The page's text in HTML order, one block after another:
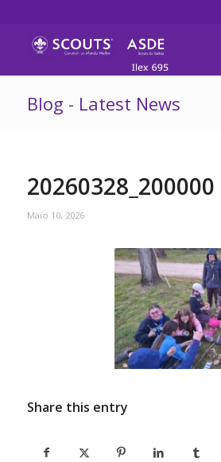
Blog - Latest News
20260328_200000
Maio 10, 2026
Share this entry